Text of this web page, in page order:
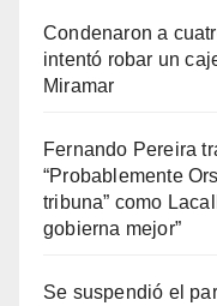
Condenaron a
intentó robar un
Miramar
Fernando Pereira
“Probablemente
tribuna” como
gobierna mejor”
Se suspendió el